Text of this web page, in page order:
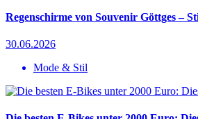
Regenschirme von Souvenir Göttges –
30.06.2026
Mode & Stil